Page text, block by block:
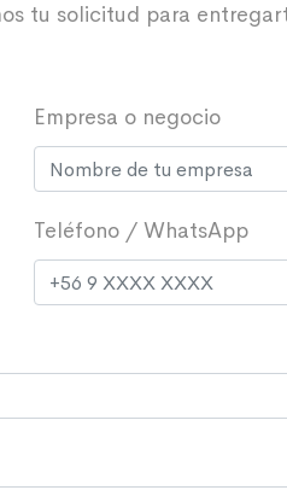
tu solicitud para
Empresa o negocio
Teléfono / WhatsApp